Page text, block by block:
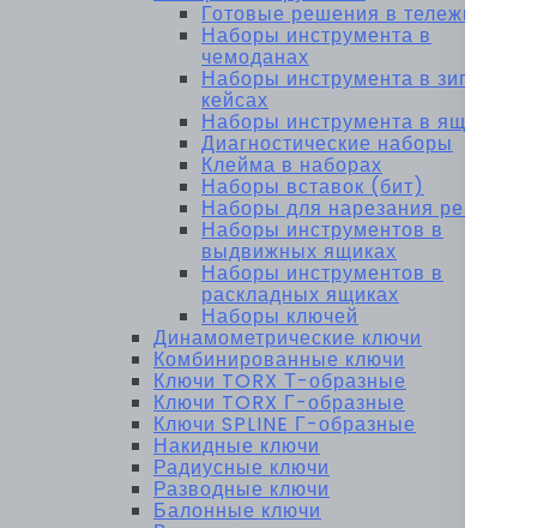
Готовые решения в тележках
Наборы инструмента в
чемоданах
Наборы инструмента в зип-
кейсах
Наборы инструмента в ящиках
Диагностические наборы
Клейма в наборах
Наборы вставок (бит)
Наборы для нарезания резьбы
Наборы инструментов в
выдвижных ящиках
Наборы инструментов в
раскладных ящиках
Наборы ключей
Динамометрические ключи
Комбинированные ключи
Ключи TORX Т-образные
Ключи TORX Г-образные
Ключи SPLINE Г-образные
Накидные ключи
Радиусные ключи
Разводные ключи
Балонные ключи